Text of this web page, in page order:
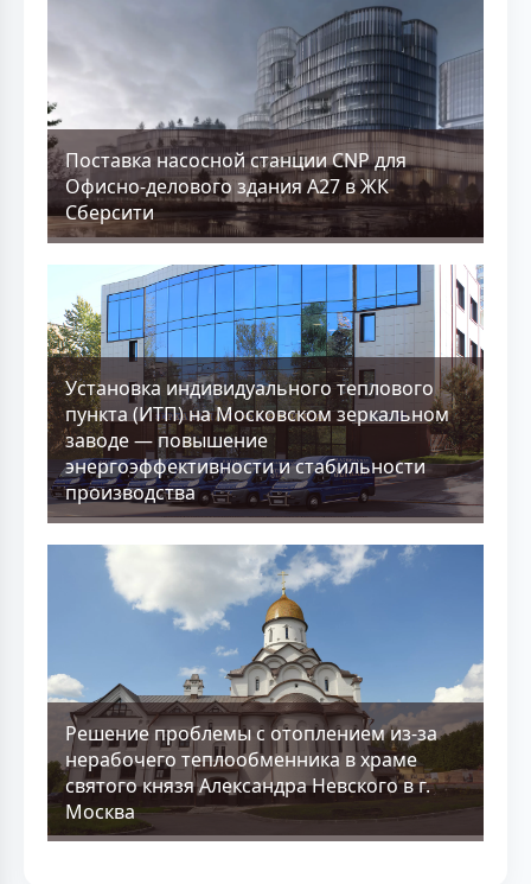
Поставка насосной станции CNP для
Офисно-делового здания А27 в ЖК
Сберсити
Установка индивидуального теплового
пункта (ИТП) на Московском зеркальном
заводе — повышение
энергоэффективности и стабильности
производства
Решение проблемы с отоплением из-за
нерабочего теплообменника в храме
святого князя Александра Невского в г.
Москва